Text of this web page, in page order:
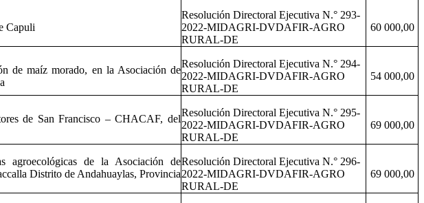
Capuli
Resolución Directoral Ejecutiva N.° 293-
2022-MIDAGRI-DVDAFIR-AGRO
RURAL-DE
60 000,00
de maíz morado, en la Asociación de
Resolución Directoral Ejecutiva N.° 294-
2022-MIDAGRI-DVDAFIR-AGRO
RURAL-DE
54 000,00
de San Francisco – CHACAF, del
Resolución Directoral Ejecutiva N.° 295-
2022-MIDAGRI-DVDAFIR-AGRO
RURAL-DE
69 000,00
agroecológicas de la Asociación de
Distrito de Andahuaylas, Provincia
Resolución Directoral Ejecutiva N.° 296-
2022-MIDAGRI-DVDAFIR-AGRO
RURAL-DE
69 000,00